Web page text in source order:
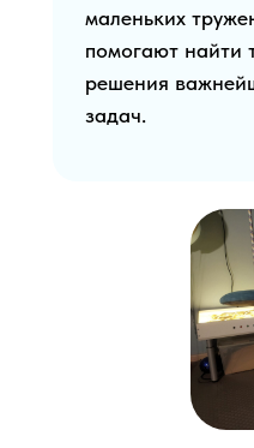
маленьких
помогают найти
решения
задач.